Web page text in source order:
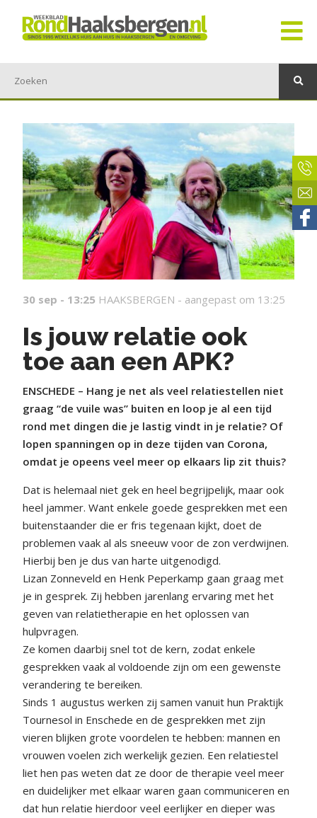
30 sep - 13:25 HAAKSBERGEN - aangepast om 13:25
Is jouw relatie ook
toe aan een APK?
ENSCHEDE – Hang je net als veel relatiestellen niet
graag “de vuile was” buiten en loop je al een tijd
rond met dingen die je lastig vindt in je relatie? Of
lopen spanningen op in deze tijden van Corona,
omdat je opeens veel meer op elkaars lip zit thuis?
Dat is helemaal niet gek en heel begrijpelijk, maar ook
heel jammer. Want enkele goede gesprekken met een
buitenstaander die er fris tegenaan kijkt, doet de
problemen vaak al als sneeuw voor de zon verdwijnen.
Hierbij ben je dus van harte uitgenodigd.
Lizan Zonneveld en Henk Peperkamp gaan graag met
je in gesprek. Zij hebben jarenlang ervaring met het
geven van relatietherapie en het oplossen van
hulpvragen.
Ze komen daarbij snel tot de kern, zodat enkele
gesprekken vaak al voldoende zijn om een gewenste
verandering te bereiken.
Sinds 1 augustus werken zij samen vanuit hun Praktijk
Tournesol in Enschede en de gesprekken met zijn
vieren blijken grote voordelen te hebben: mannen en
vrouwen voelen zich werkelijk gezien. Een relatiestel
liet hen pas weten dat ze door de therapie veel meer
en duidelijker met elkaar waren gaan communiceren en
dat hun relatie hierdoor veel eerlijker en dieper was